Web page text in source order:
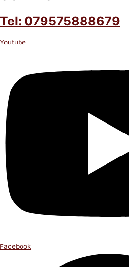
Tel: 079575888679
Youtube
Facebook